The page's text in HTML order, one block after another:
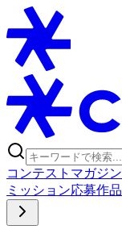
コンテスト マガジン
ミッション応募作品